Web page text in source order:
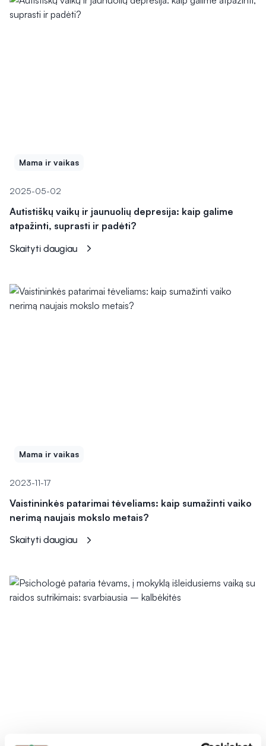
Mama ir vaikas
2025-05-02
Autistiškų vaikų ir jaunuolių depresija: kaip galime
atpažinti, suprasti ir padėti?
Skaityti daugiau
Mama ir vaikas
2023-11-17
Vaistininkės patarimai tėveliams: kaip sumažinti vaiko
nerimą naujais mokslo metais?
Skaityti daugiau